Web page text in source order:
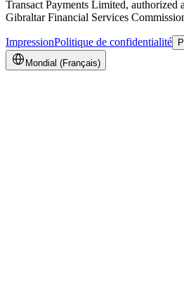
Transact Payments Limited, authorized
Gibraltar Financial Services
ImpressionPolitique de confidentialité
Mondial (Français)